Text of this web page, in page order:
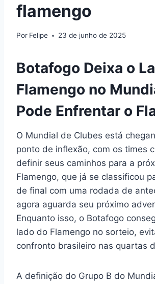
flamengo
Por Felipe 23 de junho de 2025
Botafogo Deixa o
Flamengo no
Pode Enfrentar o
O Mundial de Clubes está
ponto de inflexão, com os times
definir seus caminhos para a
Flamengo, que já se classificou
de final com uma rodada de
agora aguarda seu próximo
Enquanto isso, o Botafogo
lado do Flamengo no sorteio,
confronto brasileiro nas quartas
A definição do Grupo B do